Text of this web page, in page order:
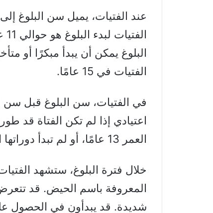
البلوغ يمكن أن يبدأ مبكرًا أو
الفتيات في 15 عامًا.
في الفتيات، سن البلوغ قبل سن
اعتيادي إذا لم تكن الفتاة قد
العمر 13 عامًا، أو لم تبدأ دوراتها الشهرية في سن 16 عامًا.
خلال فترة البلوغ، ستشهد
المعروفة باسم الحيض. قد
شديدة. قد يبدأون في الحصول